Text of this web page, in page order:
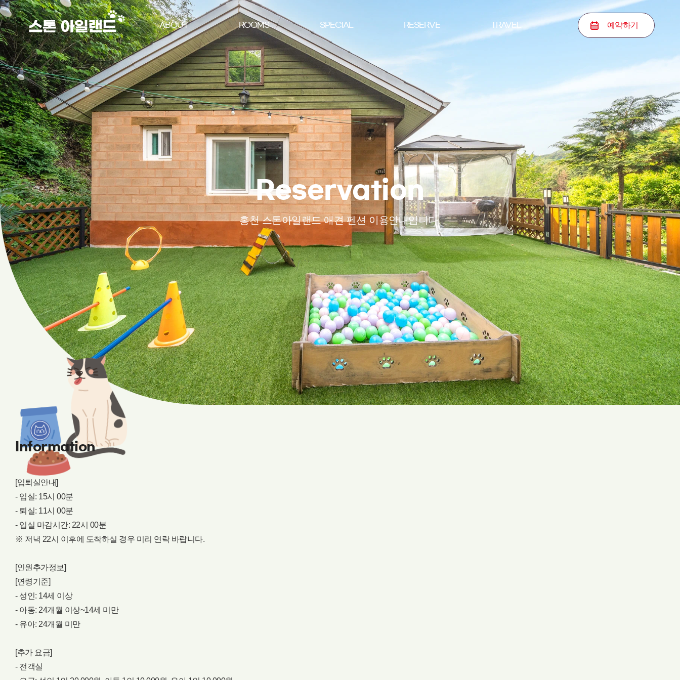
ABOUT ROOMS SPECIAL RESERVE TRAVEL 예약하기
Reservation
홍천 스톤아일랜드 애견 펜션 이용안내입니다.
Information
[입퇴실안내]
- 입실: 15시 00분
- 퇴실: 11시 00분
- 입실 마감시간: 22시 00분
※ 저녁 22시 이후에 도착하실 경우 미리 연락 바랍니다.
[인원추가정보]
[연령기준]
- 성인: 14세 이상
- 아동: 24개월 이상~14세 미만
- 유아: 24개월 미만
[추가 요금]
- 전객실